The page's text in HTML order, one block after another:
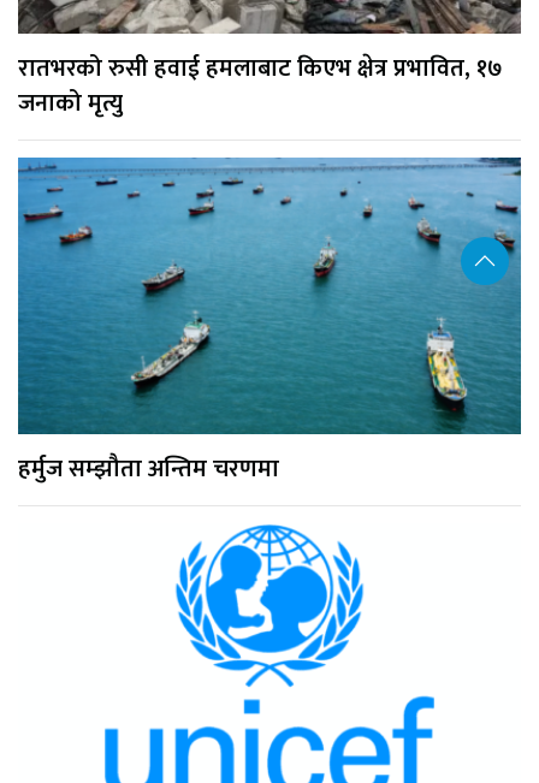
रातभरको रुसी हवाई हमलाबाट किएभ क्षेत्र प्रभावित, १७
जनाको मृत्यु
हर्मुज सम्झौता अन्तिम चरणमा